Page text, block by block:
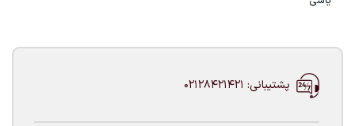
پشتیبانی: 02128421421